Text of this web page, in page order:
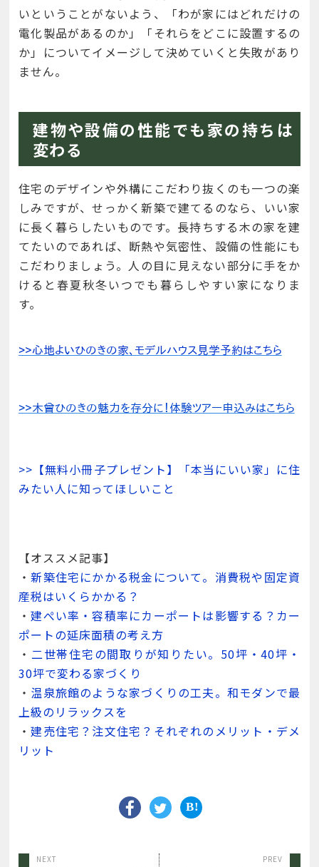
いということがないよう、「わが家にはどれだけの
電化製品があるのか」「それらをどこに設置するの
か」についてイメージして決めていくと失敗があり
ません。
建物や設備の性能でも家の持ちは
変わる
住宅のデザインや外構にこだわり抜くのも一つの楽
しみですが、せっかく新築で建てるのなら、いい家
に長く暮らしたいものです。長持ちする木の家を建
てたいのであれば、断熱や気密性、設備の性能にも
こだわりましょう。人の目に見えない部分に手をか
けると春夏秋冬いつでも暮らしやすい家になりま
す。
>>【無料小冊子プレゼント】「本当にいい家」に住
みたい人に知ってほしいこと
【オススメ記事】
・新築住宅にかかる税金について。消費税や固定資
産税はいくらかかる？
・建ぺい率・容積率にカーポートは影響する？カー
ポートの延床面積の考え方
・ 二世帯住宅の間取りが知りたい。50坪・40坪・
30坪で変わる家づくり
・ 温泉旅館のような家づくりの工夫。和モダンで最
上級のリラックスを
・建売住宅？注文住宅？それぞれのメリット・デメ
リット
NEXT PREV